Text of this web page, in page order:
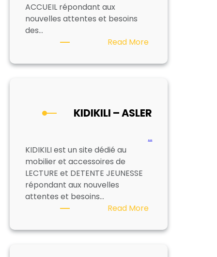
ACCUEIL répondant aux
nouvelles attentes et besoins
des…
Read More:
et
KIDIKILI – ASLER
…
KIDIKILI est un site dédié au
mobilier et accessoires de
LECTURE et DETENTE JEUNESSE
répondant aux nouvelles
attentes et besoins…
Read More:
–